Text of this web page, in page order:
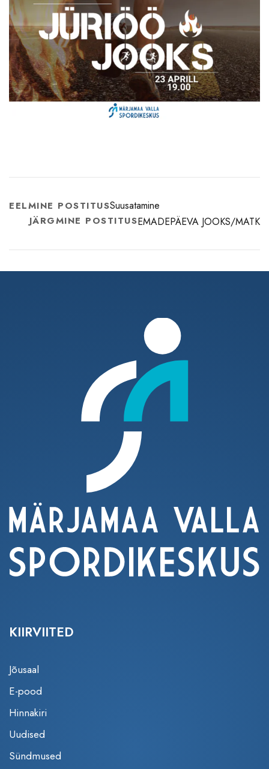
EELMINE POSTITUSSuusatamine
JÄRGMINE POSTITUSEMADEPÄEVA JOOKS/MATK
KIIRVIITED
Jõusaal
E-pood
Hinnakiri
Uudised
Sündmused